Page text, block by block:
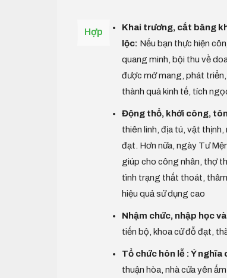
Hợp
Khai trương, cắt băng
lộc: Nếu bạn thực hiện
quang minh, bội thu về
được mở mang, phát
thành quả kinh tế, tích
Động thổ, khởi công,
thiên linh, địa tú, vật
đạt. Hơn nữa, ngày Tư
giúp cho công nhân, thợ
tình trạng thất thoát,
hiệu quả sử dụng cao
Nhậm chức, nhập học
tiến bộ, khoa cử đỗ đạt,
Tổ chức hôn lễ : Ý
thuận hòa, nhà cửa yên